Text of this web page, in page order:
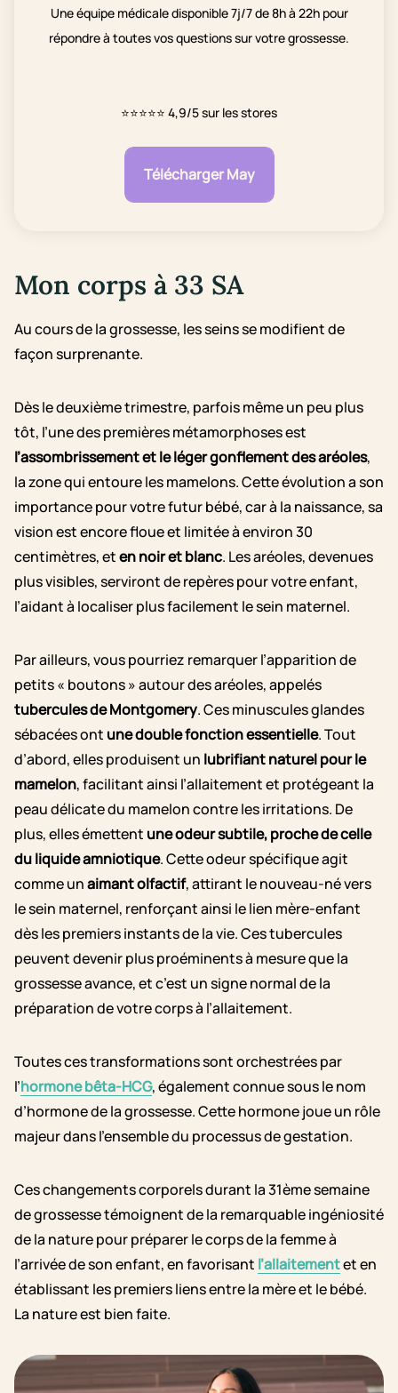
Une équipe médicale disponible 7j/7 de 8h à 22h pour
répondre à toutes vos questions sur votre grossesse.
⭐⭐⭐⭐⭐ 4,9/5 sur les stores
Télécharger May
Mon corps à 33 SA
Au cours de la grossesse, les seins se modifient de
façon surprenante.
Dès le deuxième trimestre, parfois même un peu plus
tôt, l’une des premières métamorphoses est
l’assombrissement et le léger gonflement des aréoles,
la zone qui entoure les mamelons. Cette évolution a son
importance pour votre futur bébé, car à la naissance, sa
vision est encore floue et limitée à environ 30
centimètres, eten noir et blanc. Les aréoles, devenues
plus visibles, serviront de repères pour votre enfant,
l’aidant à localiser plus facilement le sein maternel.
Par ailleurs, vous pourriez remarquer l’apparition de
petits « boutons » autour des aréoles, appelés
tubercules de Montgomery. Ces minuscules glandes
sébacées ont une double fonction essentielle. Tout
d’abord, elles produisent un lubrifiant naturel pour le
mamelon, facilitant ainsi l’allaitementet protégeant la
peau délicate du mamelon contre les irritations. De
plus, elles émettent une odeur subtile, proche de celle
du liquide amniotique. Cette odeur spécifique agit
comme unaimant olfactif, attirant le nouveau-né vers
le sein maternel, renforçant ainsi le lien mère-enfant
dès les premiers instants de la vie.Ces tubercules
peuvent devenir plus proéminents à mesure que la
grossesse avance, et c’est un signe normal de la
préparation de votre corps à l’allaitement.
Toutes ces transformations sont orchestrées par
l’hormone bêta-HCG, également connue sous le nom
d’hormone de la grossesse. Cette hormone joue un rôle
majeur dans l’ensemble du processus de gestation.
Ces changements corporels durant la 31ème semaine
de grossesse témoignent de la remarquable ingéniosité
de la nature pour préparer le corps de la femme à
l’arrivée de son enfant, en favorisant l’allaitementet en
établissant les premiers liens entre la mère et le bébé.
La nature est bien faite.